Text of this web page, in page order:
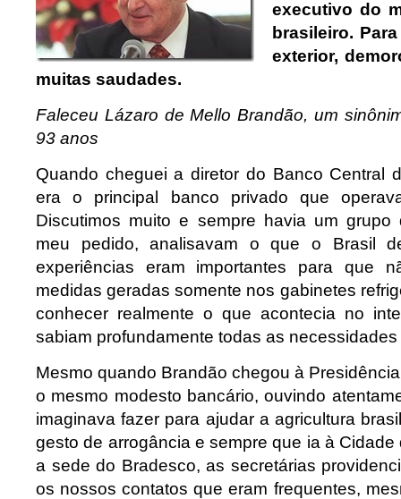
executivo do
brasileiro.
exterior,
muitas saudades.
Faleceu Lázaro de Mello Brandão, um
93 anos
Quando cheguei a diretor do Banco Central
era o principal banco privado que
Discutimos muito e sempre havia um
meu pedido, analisavam o que o Brasil
experiências eram importantes para que
medidas geradas somente nos gabinetes
conhecer realmente o que acontecia no
sabiam profundamente todas as
Mesmo quando Brandão chegou à
o mesmo modesto bancário, ouvindo
imaginava fazer para ajudar a agricultura
gesto de arrogância e sempre que ia à
a sede do Bradesco, as secretárias
os nossos contatos que eram frequentes,